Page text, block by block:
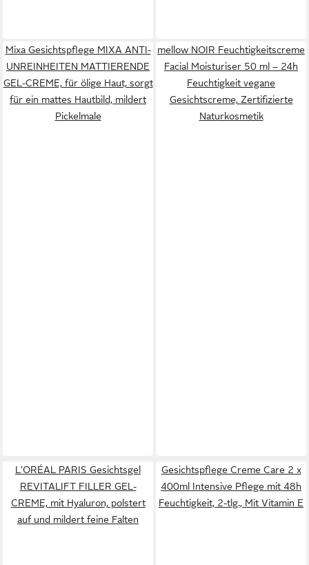
Mixa Gesichtspflege MIXA ANTI-
UNREINHEITEN MATTIERENDE
GEL-CREME, für ölige Haut, sorgt
für ein mattes Hautbild, mildert
Pickelmale
mellow NOIR Feuchtigkeitscreme
Facial Moisturiser 50 ml – 24h
Feuchtigkeit vegane
Gesichtscreme, Zertifizierte
Naturkosmetik
L'ORÉAL PARIS Gesichtsgel
REVITALIFT FILLER GEL-
CREME, mit Hyaluron, polstert
auf und mildert feine Falten
Gesichtspflege Creme Care 2 x
400ml Intensive Pflege mit 48h
Feuchtigkeit, 2-tlg., Mit Vitamin E